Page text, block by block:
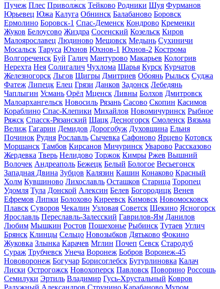
Пучеж Плес Приволжск Тейково Родники Шуя Фурманов
Юрьевец Южа Калуга Обнинск Балабаново Боровск
Ермолино Боровск-1 Спас-Деменск Кондрово Кременки
Жуков Белоусово Жиздра Сосенский Козельск Киров
Малоярославец Людиново Мещовск Медынь Сухиничи
Мосальск Таруса Юхнов Юхнов-1 Юхнов-2 Кострома
Волгореченск Буй Галич Мантурово Макарьев Кологрив
Нерехта Нея Солигалич Чухлома Шарья Курск Курчатов
Железногорск Льгов Щигры Дмитриев Обоянь Рыльск Суджа
Фатеж Липецк Елец Грязи Данков Задонск Лебедянь
Чаплыгин Усмань Орёл Мценск Ливны Болхов Дмитровск
Малоархангельск Новосиль Рязань Сасово Скопин Касимов
Кораблино Спас-Клепики Михайлов Новомичуринск Рыбное
Ряжск Спасск-Рязанский Шацк Десногорск Смоленск Вязьма
Велиж Гагарин Демидов Дорогобуж Духовщина Ельня
Починок Рудня Рославль Сычевка Сафоново Ярцево Котовск
Моршанск Тамбов Кирсанов Мичуринск Уварово Рассказово
Жердевка Тверь Нелидово Торжок Кимры Ржев Вышний
Волочек Андреаполь Бежецк Белый Бологое Весьегонск
Западная Двина Зубцов Калязин Кашин Конаково Красный
Холм Кувшиново Лихославль Осташков Старица Торопец
Удомля Тула Донской Алексин Белев Богородицк Венев
Ефремов Липки Болохово Киреевск Кимовск Новомосковск
Плавск Суворов Чекалин Узловая Советск Щекино Ясногорск
Ярославль Переславль-Залесский Гаврилов-Ям Данилов
Любим Мышкин Ростов Пошехонье Рыбинск Тутаев Углич
Брянск Клинцы Сельцо Новозыбков Дятьково Фокино
Жуковка Злынка Карачев Мглин Почеп Севск Стародуб
Сураж Трубчевск Унеча Воронеж Бобров Воронеж-45
Нововоронеж Богучар Борисоглебск Бутурлиновка Калач
Лиски Острогожск Новохоперск Павловск Поворино Россошь
Семилуки Эртиль Владимир Гусь-Хрустальный Ковров
Радужный Александров Струнино Карабаново Муром